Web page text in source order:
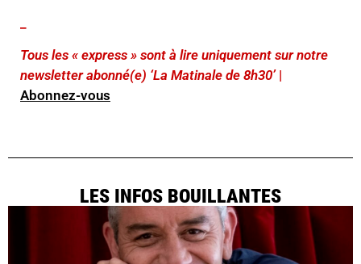
Tous les « express » sont à lire uniquement sur notre
newsletter abonné(e) ‘La Matinale de 8h30’ |
Abonnez-vous
LES INFOS BOUILLANTES